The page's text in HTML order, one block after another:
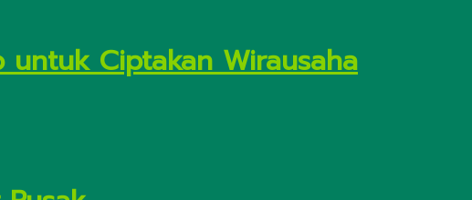
untuk Ciptakan Wirausaha